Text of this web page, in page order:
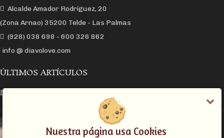
Alcalde Amador Rodríguez, 20
(Zona Arnao) 35200 Telde - Las Palmas
(928) 038 698 - 600 326 862
info @ diavolove.com
ÚLTIMOS ARTÍCULOS
LA CONEXIÓN Y EL DESEO SEXUAL
EL COLLAR DE CADENA CON CANDADO
Nuestra página usa Cookies